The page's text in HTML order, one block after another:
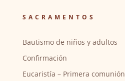
SACRAMENTOS
Bautismo de niños y adultos
Confirmación
Eucaristía – Primera comunión